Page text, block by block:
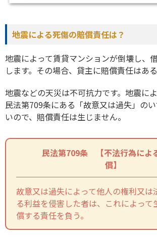
地震による死傷の賠償責任は？
地震によって賃貸マンションが倒壊し、
します。その場合、貸主に賠償責任はあ
地震などの天災は不可抗力です。地震に
民法第709条にある「故意又は過失」の
いので、賠償責任は生じません。
民法第709条 【不法行為によ
償】
故意又は過失によって他人の権利又は
る利益を侵害した者は、これによって
償する責任を負う。